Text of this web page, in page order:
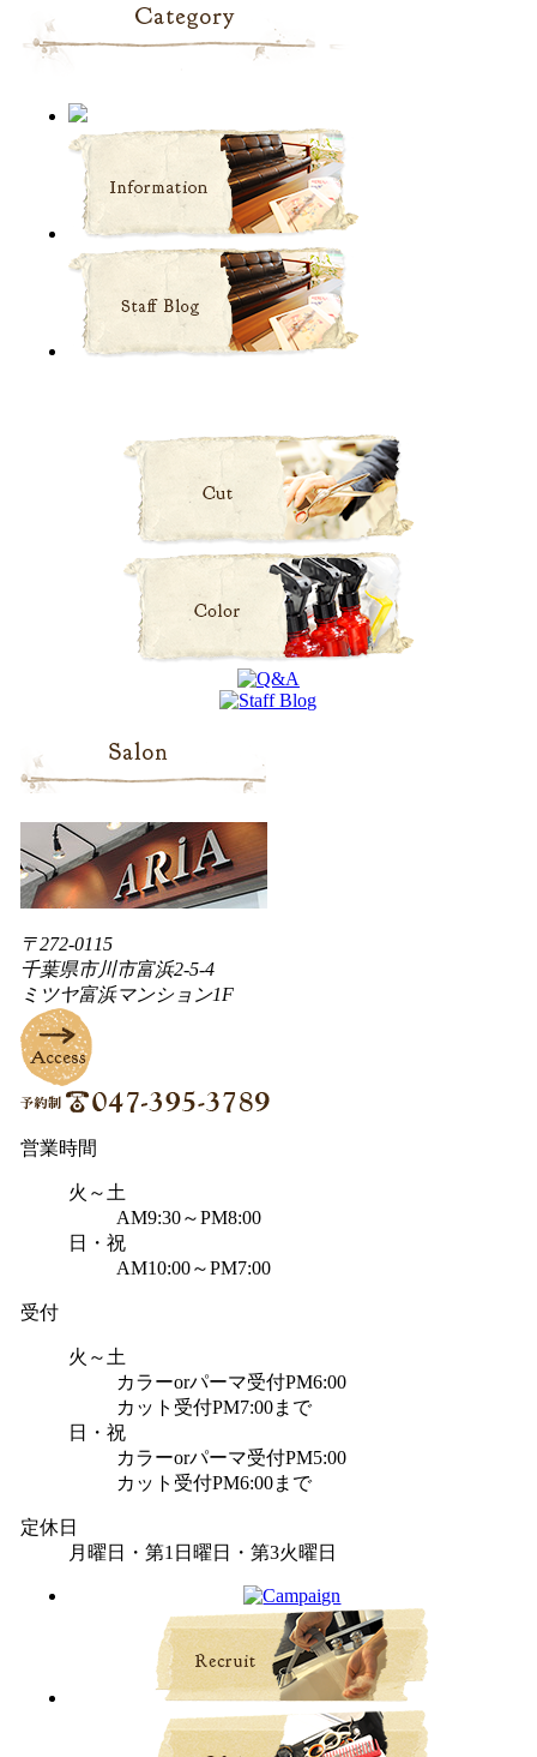
〒272-0115
千葉県市川市富浜2-5-4
ミツヤ富浜マンション1F
営業時間
火～土
AM9:30～PM8:00
日・祝
AM10:00～PM7:00
受付
火～土
カラーorパーマ受付PM6:00
カット受付PM7:00まで
日・祝
カラーorパーマ受付PM5:00
カット受付PM6:00まで
定休日
月曜日・第1日曜日・第3火曜日